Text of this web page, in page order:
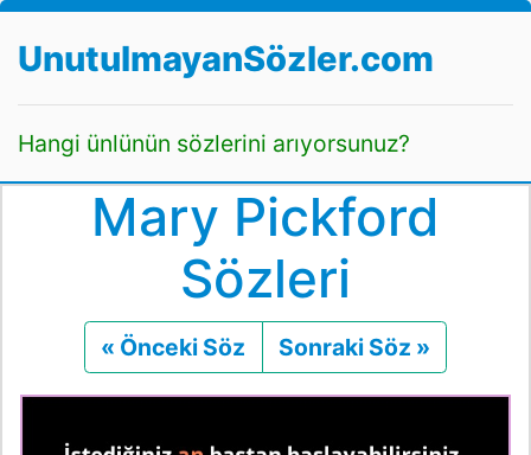
UnutulmayanSözler.com
Hangi ünlünün sözlerini arıyorsunuz?
Mary Pickford
Sözleri
« Önceki Söz Önceki
Sonraki Söz »